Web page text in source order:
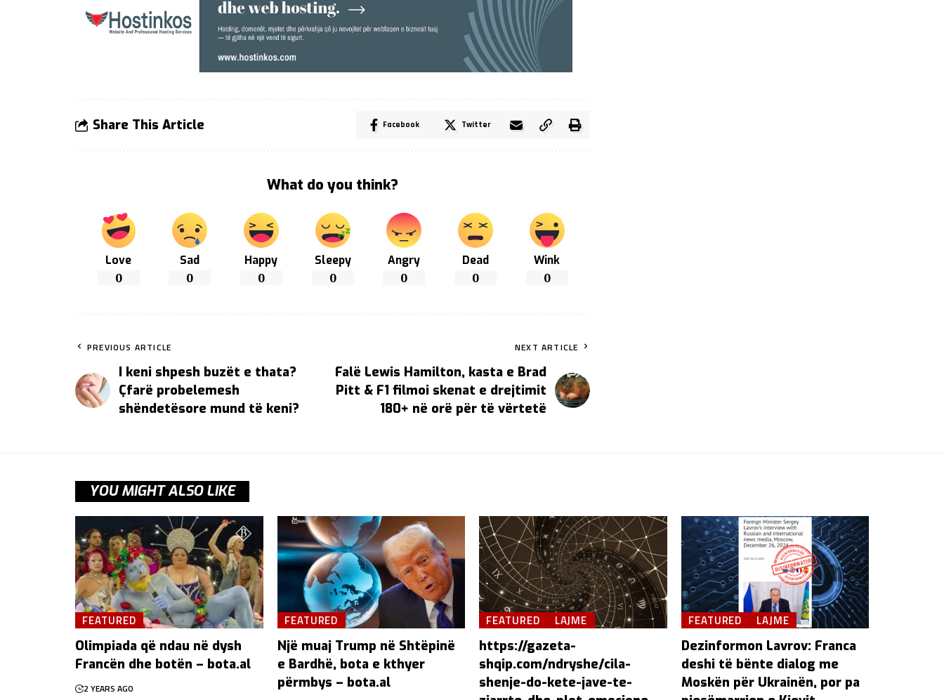
Share This Article Facebook Twitter
What do you think?
Love
0
Sad
0
Happy
0
Sleepy
0
Angry
0
Dead
0
Wink
0
PREVIOUS ARTICLE
I keni shpesh buzët e thata?
Çfarë probelemesh
shëndetësore mund të keni?
NEXT ARTICLE
Falë Lewis Hamilton, kasta e Brad
Pitt & F1 filmoi skenat e drejtimit
180+ në orë për të vërtetë
YOU MIGHT ALSO LIKE
FEATURED
Olimpiada që ndau në dysh
Francën dhe botën – bota.al
2 YEARS AGO
FEATURED
Një muaj Trump në Shtëpinë
e Bardhë, bota e kthyer
përmbys – bota.al
FEATURED LAJME
https://gazeta-
shqip.com/ndryshe/cila-
shenje-do-kete-jave-te-
FEATURED LAJME
Dezinformon Lavrov: Franca
deshi të bënte dialog me
Moskën për Ukrainën, por pa